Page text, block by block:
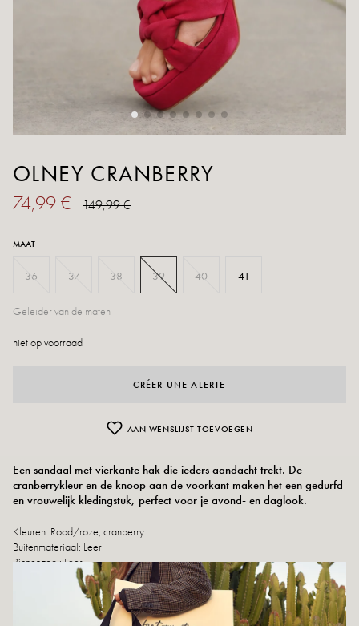
OLNEY CRANBERRY
74,99 € 149,99 €
MAAT
36 37 38 39 40 41
Geleider van de maten
niet op voorraad
CRÉER UNE ALERTE
AAN WENSLIJST TOEVOEGEN
Een sandaal met vierkante hak die ieders aandacht trekt. De
cranberrykleur en de knoop aan de voorkant maken het een gedurfd
en vrouwelijk kledingstuk, perfect voor je avond- en daglook.
Kleuren: Rood/roze, cranberry
Buitenmateriaal: Leer
Binnenzool: Leer
Buitenzool: Leer
Hakhoogte: 10 cm
Hoogte van de schaal: 2,5 cm